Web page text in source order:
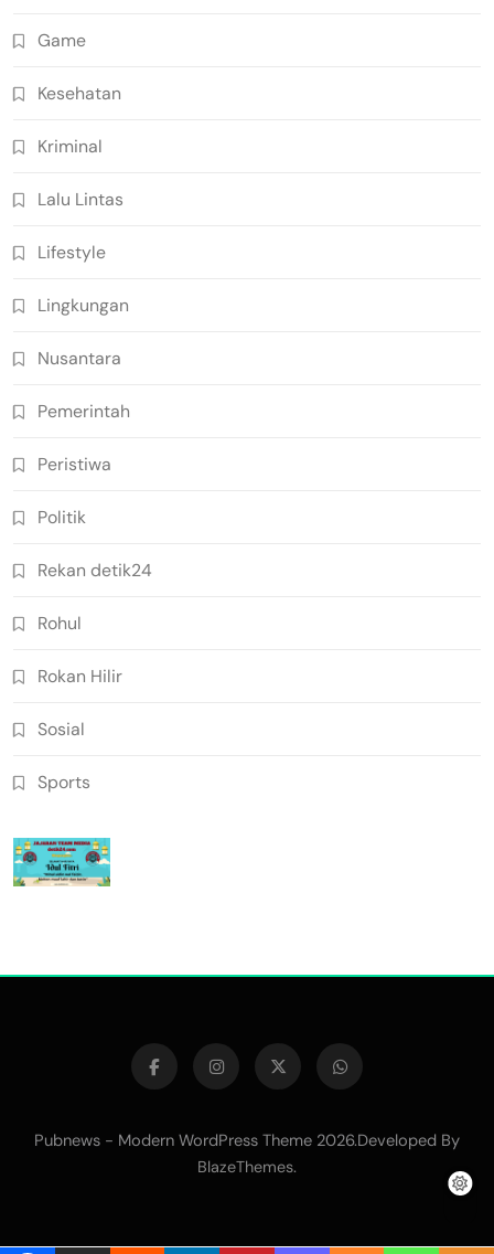
Game
Kesehatan
Kriminal
Lalu Lintas
Lifestyle
Lingkungan
Nusantara
Pemerintah
Peristiwa
Politik
Rekan detik24
Rohul
Rokan Hilir
Sosial
Sports
Pubnews - Modern WordPress Theme 2026.Developed By
BlazeThemes.